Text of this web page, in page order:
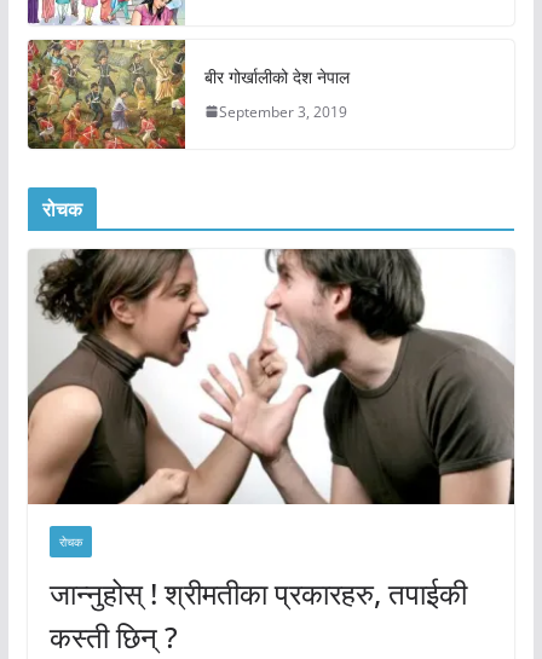
बीर गोर्खालीको देश नेपाल
September 3, 2019
रोचक
रोचक
जान्नुहोस् ! श्रीमतीका प्रकारहरु, तपाईकी
कस्ती छिन् ?